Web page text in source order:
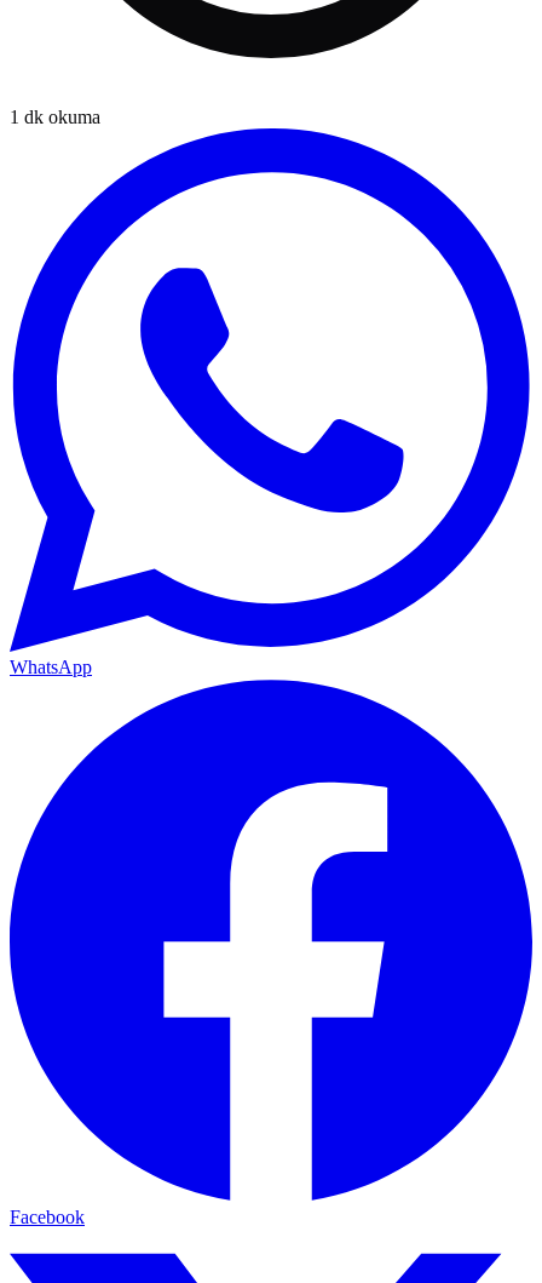
1 dk okuma
WhatsApp
Facebook